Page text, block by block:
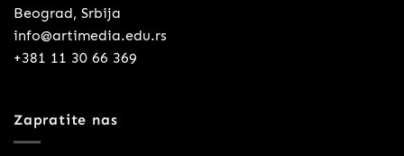
Beograd, Srbija
info@artimedia.edu.rs
+381 11 30 66 369
Zapratite nas